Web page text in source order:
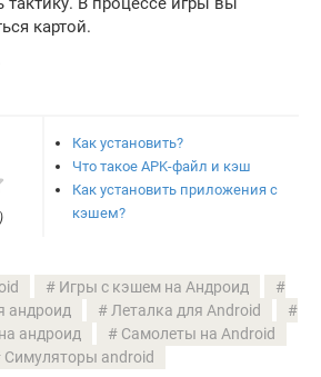
картой.
Как установить?
Что такое APK-файл и кэш
Как установить приложения с
кэшем?
Игры с кэшем на Андроид
андроид
Леталка для Android
андроид
Самолеты на Android
Симуляторы android